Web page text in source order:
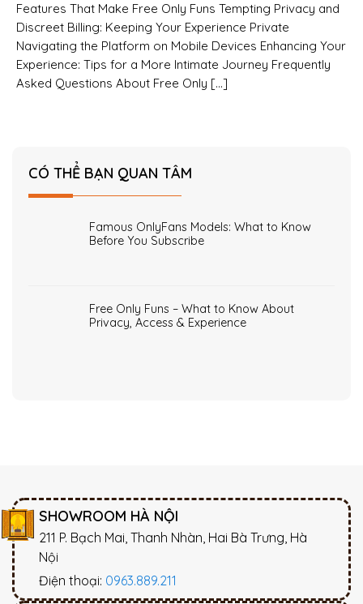
Features That Make Free Only Funs Tempting Privacy and
Discreet Billing: Keeping Your Experience Private
Navigating the Platform on Mobile Devices Enhancing Your
Experience: Tips for a More Intimate Journey Frequently
Asked Questions About Free Only […]
CÓ THỂ BẠN QUAN TÂM
Famous OnlyFans Models: What to Know
Before You Subscribe
Free Only Funs – What to Know About
Privacy, Access & Experience
SHOWROOM HÀ NỘI
211 P. Bạch Mai, Thanh Nhàn, Hai Bà Trưng, Hà
Nội
Điện thoại: 0963.889.211